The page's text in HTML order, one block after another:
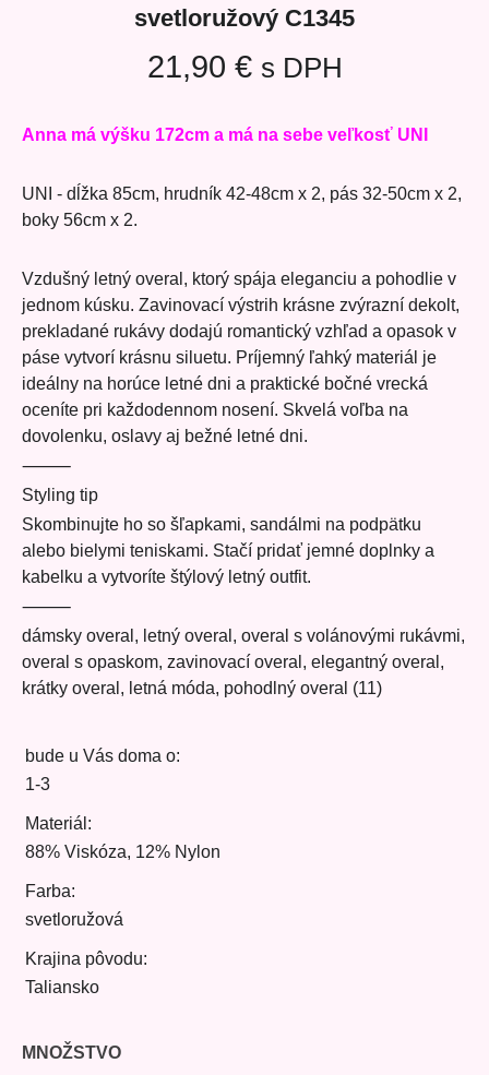
svetloružový C1345
21,90 € s DPH
Anna má výšku 172cm a má na sebe veľkosť UNI
UNI - dĺžka 85cm, hrudník 42-48cm x 2, pás 32-50cm x 2,
boky 56cm x 2.
Vzdušný letný overal, ktorý spája eleganciu a pohodlie v
jednom kúsku. Zavinovací výstrih krásne zvýrazní dekolt,
prekladané rukávy dodajú romantický vzhľad a opasok v
páse vytvorí krásnu siluetu. Príjemný ľahký materiál je
ideálny na horúce letné dni a praktické bočné vrecká
oceníte pri každodennom nosení. Skvelá voľba na
dovolenku, oslavy aj bežné letné dni.
⸻
Styling tip
Skombinujte ho so šľapkami, sandálmi na podpätku
alebo bielymi teniskami. Stačí pridať jemné doplnky a
kabelku a vytvoríte štýlový letný outfit.
⸻
dámsky overal, letný overal, overal s volánovými rukávmi,
overal s opaskom, zavinovací overal, elegantný overal,
krátky overal, letná móda, pohodlný overal (11)
bude u Vás doma o:
1-3
Materiál:
88% Viskóza, 12% Nylon
Farba:
svetloružová
Krajina pôvodu:
Taliansko
MNOŽSTVO